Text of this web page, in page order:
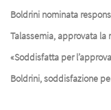
Boldrini nominata
Talassemia, approvata la
«Soddisfatta per
Boldrini, soddisfazione